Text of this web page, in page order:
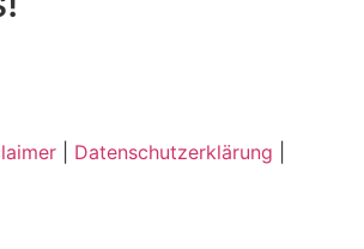
Datenschutzerklärung